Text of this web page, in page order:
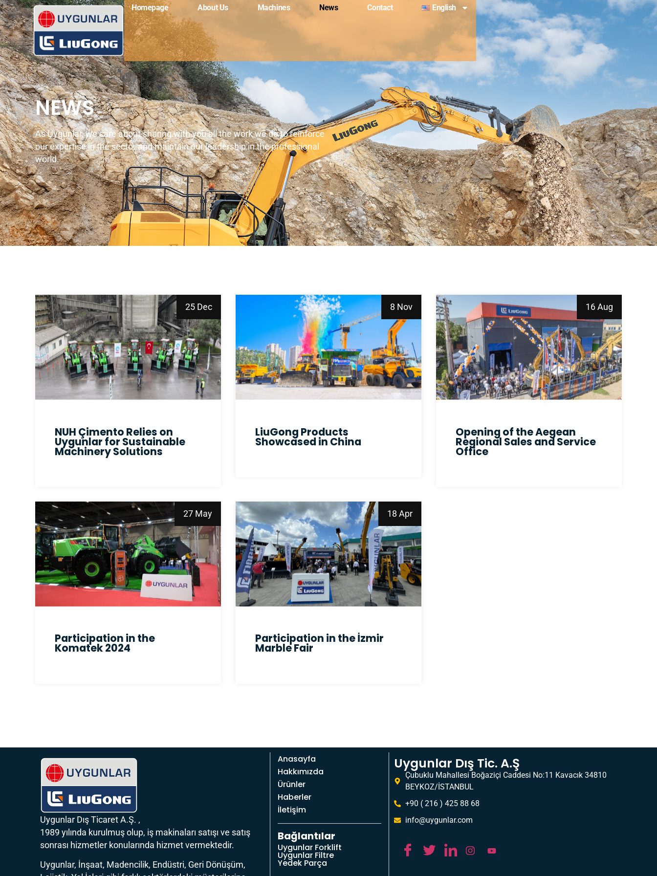
Homepage About Us Machines News Contact English
NEWS
As Uygunlar, we care about sharing with you all the work we do to reinforce
our expertise in the sector and maintain our leadership in the professional
world.
25 Dec
NUH Çimento Relies on
Uygunlar for Sustainable
Machinery Solutions
8 Nov
LiuGong Products
Showcased in China
16 Aug
Opening of the Aegean
Regional Sales and Service
Office
27 May
Participation in the
Komatek 2024
18 Apr
Participation in the İzmir
Marble Fair
Uygunlar Dış Ticaret A.Ş. ,
1989 yılında kurulmuş olup, iş makinaları satışı ve satış
sonrası hizmetler konularında hizmet vermektedir.
Uygunlar, İnşaat, Madencilik, Endüstri, Geri Dönüşüm,
Anasayfa
Hakkımızda
Ürünler
Haberler
İletişim
Bağlantılar
Uygunlar Forklift
Uygunlar Filtre
Yedek Parça
Uygunlar Dış Tic. A.Ş
Çubuklu Mahallesi Boğaziçi Caddesi No:11 Kavacık 34810
BEYKOZ/İSTANBUL
+90 ( 216 ) 425 88 68
info@uygunlar.com